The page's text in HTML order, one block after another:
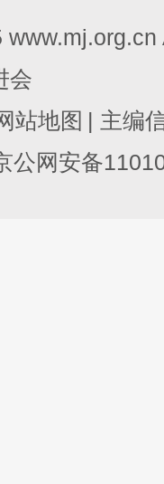
会
站地图 | 主编
公网安备